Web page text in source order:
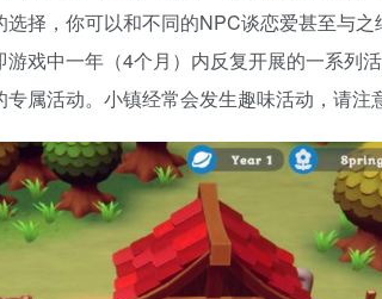
择，你可以和不同的NPC谈恋爱甚至与
戏中一年（4个月）内反复开展的一系列
属活动。小镇经常会发生趣味活动，请注